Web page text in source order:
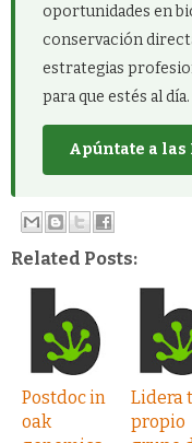
oportunidades en
conservación
estrategias
para que estés al día.
Apúntate a las
Related Posts:
Postdoc in
oak
Lidera
propio